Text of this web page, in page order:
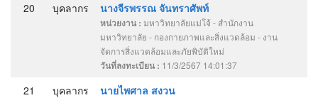
20 บุคลากร นางจีรพรรณ จันทราศัพท์
หน่วยงาน : มหาวิทยาลัยแม่โจ้ - สำนักงาน
มหาวิทยาลัย - กองกายภาพและสิ่งแวดล้อม - งาน
จัดการสิ่งแวดล้อมและภัยพิบัติใหม่
วันที่ลงทะเบียน : 11/3/2567 14:01:37
21 บุคลากร นายไพศาล สงวน